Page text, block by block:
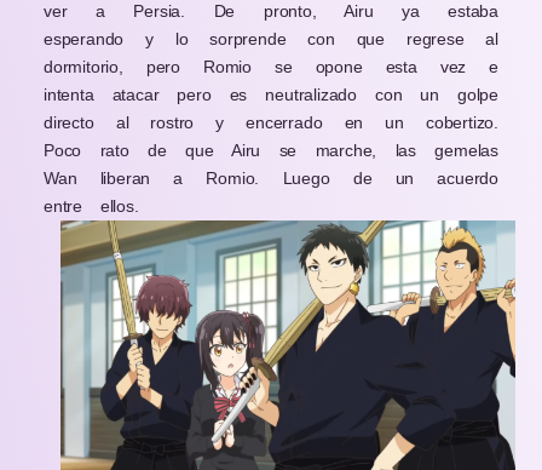
ver a Persia. De pronto, Airu ya estaba
esperando y lo sorprende con que regrese al
dormitorio, pero Romio se opone esta vez e
intenta atacar pero es neutralizado con un golpe
directo al rostro y encerrado en un cobertizo.
Poco rato de que Airu se marche, las gemelas
Wan liberan a Romio. Luego de un acuerdo
entre ellos.